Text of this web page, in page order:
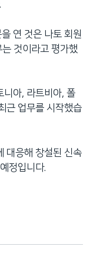
연 것은 나토 회원
것이라고 평가했
니아, 라트비아, 폴
근 업무를 시작했습
대응해 창설된 신속
정입니다.